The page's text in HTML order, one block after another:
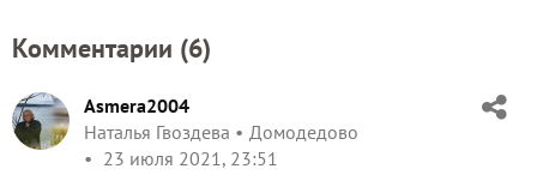
Комментарии (6)
Asmera2004
Наталья Гвоздева
Домодедово
23 июля 2021, 23:51